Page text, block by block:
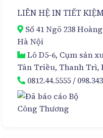
LIÊN HỆ IN TIẾT KIỆM
Số 41 Ngõ 238
Hà Nội
Lô D5-6, Cụm sản
Tân Triều, Thanh Trì,
0812.44.5555/